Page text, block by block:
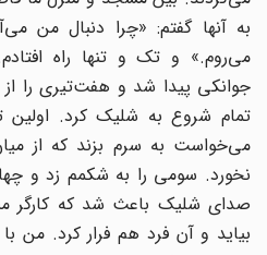
به آنها گفتم: «چرا دنبال من
می‌روم.» و تک و تنها راه
جوانکی پیدا شد و هفت‌تیری را از
تمام شروع به شلیک کرد. اولین
می‌خواست به سرم بزند که از
نخورد. سومی را به شکمم زد و
صدای شلیک باعث شد که کارگر
بیاید و آن فرد هم فرار کرد. من